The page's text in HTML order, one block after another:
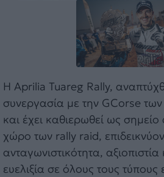
Η Aprilia Tuareg Rally,
συνεργασία με την GCorse
και έχει καθιερωθεί ως
χώρο των rally raid,
ανταγωνιστικότητα, αξιοπιστία
ευελιξία σε όλους τους